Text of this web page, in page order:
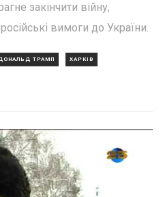
закінчити війну,
вимоги до України.
ТРАМП ХАРКІВ